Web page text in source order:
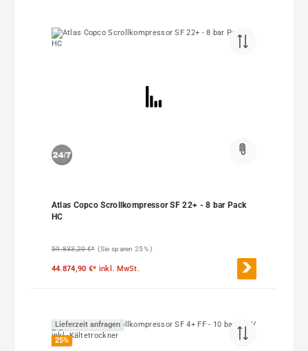
Atlas Copco Scrollkompressor SF 22+ - 8 bar Pack
HC
59.833,20 €* (Sie sparen 25% )
44.874,90 €* inkl. MwSt.
Lieferzeit anfragen
25%